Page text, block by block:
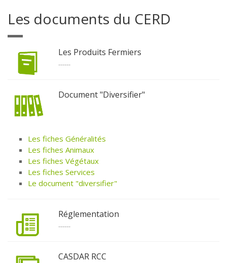
Les documents du CERD
Les Produits Fermiers
------
Document "Diversifier"
Les fiches Généralités
Les fiches Animaux
Les fiches Végétaux
Les fiches Services
Le document "diversifier"
Réglementation
------
CASDAR RCC